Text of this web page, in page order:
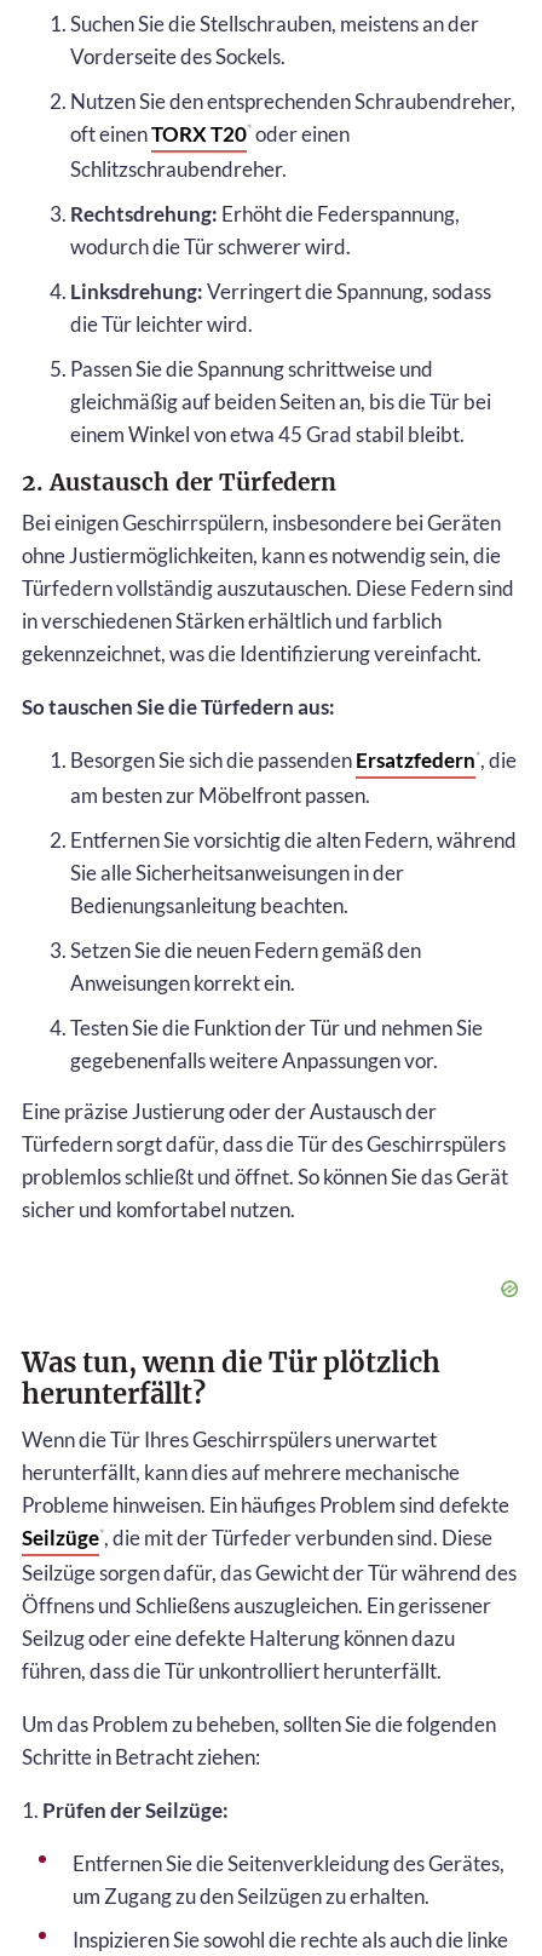
Suchen Sie die Stellschrauben, meistens an der
Vorderseite des Sockels.
Nutzen Sie den entsprechenden Schraubendreher,
oft einenTORX T20* oder einen
Schlitzschraubendreher.
Rechtsdrehung: Erhöht die Federspannung,
wodurch die Tür schwerer wird.
Linksdrehung:Verringert die Spannung, sodass
die Tür leichter wird.
Passen Sie die Spannung schrittweise und
gleichmäßig auf beiden Seiten an, bis die Tür bei
einem Winkel von etwa 45 Grad stabil bleibt.
2. Austausch der Türfedern
Bei einigen Geschirrspülern, insbesondere bei Geräten
ohne Justiermöglichkeiten, kann es notwendig sein, die
Türfedern vollständig auszutauschen. Diese Federn sind
in verschiedenen Stärken erhältlich und farblich
gekennzeichnet, was die Identifizierung vereinfacht.
So tauschen Sie die Türfedern aus:
Besorgen Sie sich die passendenErsatzfedern*, die
am besten zur Möbelfront passen.
Entfernen Sie vorsichtig die alten Federn, während
Sie alle Sicherheitsanweisungen in der
Bedienungsanleitung beachten.
Setzen Sie die neuen Federn gemäß den
Anweisungen korrekt ein.
Testen Sie die Funktion der Tür und nehmen Sie
gegebenenfalls weitere Anpassungen vor.
Eine präzise Justierung oder der Austausch der
Türfedern sorgt dafür, dass die Tür des Geschirrspülers
problemlos schließt und öffnet. So können Sie das Gerät
sicher und komfortabel nutzen.
Was tun, wenn die Tür plötzlich
herunterfällt?
Wenn die Tür Ihres Geschirrspülers unerwartet
herunterfällt, kann dies auf mehrere mechanische
Probleme hinweisen. Ein häufiges Problem sind defekte
Seilzüge*, die mit der Türfeder verbunden sind. Diese
Seilzüge sorgen dafür, das Gewicht der Tür während des
Öffnens und Schließens auszugleichen. Ein gerissener
Seilzug oder eine defekte Halterung können dazu
führen, dass die Tür unkontrolliert herunterfällt.
Um das Problem zu beheben, sollten Sie die folgenden
Schritte in Betracht ziehen:
1. Prüfen der Seilzüge:
Entfernen Sie die Seitenverkleidung des Gerätes,
um Zugang zu den Seilzügen zu erhalten.
Inspizieren Sie sowohl die rechte als auch die linke